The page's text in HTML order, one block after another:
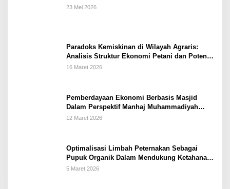
23 Mei 2026
Paradoks Kemiskinan di Wilayah Agraris:
Analisis Struktur Ekonomi Petani dan Potensi
Pemberdayaan Berbasis Masjid di Kabupaten
16 Maret 2026
Pemberdayaan Ekonomi Berbasis Masjid
Dalam Perspektif Manhaj Muhammadiyah
Untuk Penguatan Keluarga Sakinah di
12 Maret 2026
Optimalisasi Limbah Peternakan Sebagai
Pupuk Organik Dalam Mendukung Ketahanan
Pangan Rumah Tangga Petani di Kabupaten
5 Maret 2026